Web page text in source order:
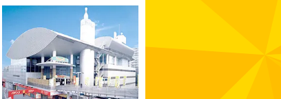
2023年10月
2023年09月
2023年08月
2023年07月
2023年06月